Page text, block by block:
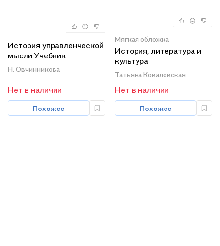
История управленческой
мысли Учебник
(Овчинникова)
Н. Овчинникова
Нет в наличии
Похожее
Мягкая обложка
История, литература и
культура
Великобритании Учебник
Татьяна Ковалевская
Нет в наличии
Похожее